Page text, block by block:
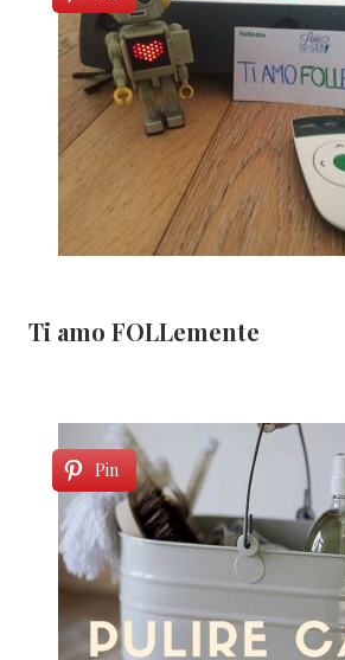
Ti amo FOLLemente
Pin